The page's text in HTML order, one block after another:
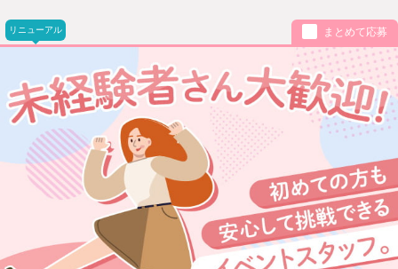
リニューアル まとめて応募